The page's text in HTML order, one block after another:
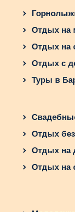
Отдых на
Отдых на
Отдых с
Туры в
Отдых
Отдых на
Отдых на